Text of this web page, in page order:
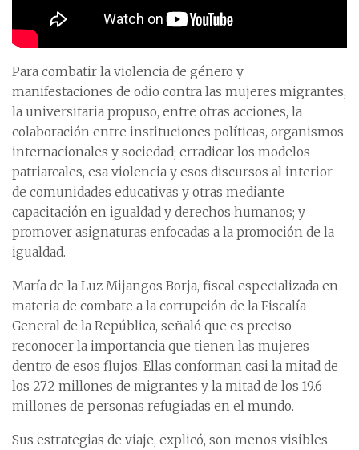
Para combatir la violencia de género y
manifestaciones de odio contra las mujeres migrantes,
la universitaria propuso, entre otras acciones, la
colaboración entre instituciones políticas, organismos
internacionales y sociedad; erradicar los modelos
patriarcales, esa violencia y esos discursos al interior
de comunidades educativas y otras mediante
capacitación en igualdad y derechos humanos; y
promover asignaturas enfocadas a la promoción de la
igualdad.
María de la Luz Mijangos Borja, fiscal especializada en
materia de combate a la corrupción de la Fiscalía
General de la República, señaló que es preciso
reconocer la importancia que tienen las mujeres
dentro de esos flujos. Ellas conforman casi la mitad de
los 272 millones de migrantes y la mitad de los 19.6
millones de personas refugiadas en el mundo.
Sus estrategias de viaje, explicó, son menos visibles